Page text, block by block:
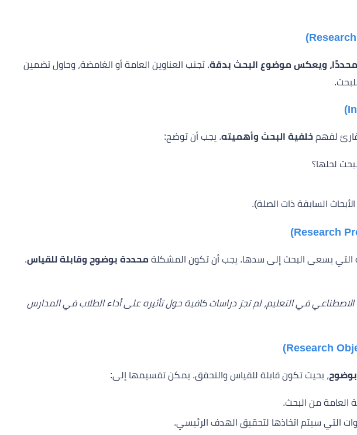
محددًا، ويعكس موضوع البحث بدقة. تجنب العناوين العامة أو الغامضة، وحاول تضمين
لفهم خلفية البحث وأهميته. يجب أن توضح:
لحلها؟
السابقة ذات الصلة).
التي يسعى البحث إلى سدها. يجب أن تكون المشكلة محددة بوضوح وقابلة للقياس.
في التعليم، لم تجرَ دراسات كافية حول تأثيره على أداء الطلاب في المدارس
بوضوح، بحيث تكون قابلة للقياس والتحقق. يمكن تقسيمها إلى:
العامة من البحث.
التي سيتم اتخاذها لتحقيق الهدف الرئيسي.